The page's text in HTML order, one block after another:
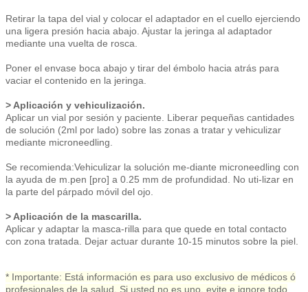
Retirar la tapa del vial y colocar el adaptador en el cuello ejerciendo
una ligera presión hacia abajo. Ajustar la jeringa al adaptador
mediante una vuelta de rosca.
Poner el envase boca abajo y tirar del émbolo hacia atrás para
vaciar el contenido en la jeringa.
> Aplicación y vehiculización.
Aplicar un vial por sesión y paciente. Liberar pequeñas cantidades
de solución (2ml por lado) sobre las zonas a tratar y vehiculizar
mediante microneedling.
Se recomienda:Vehiculizar la solución me-diante microneedling con
la ayuda de m.pen [pro] a 0.25 mm de profundidad. No uti-lizar en
la parte del párpado móvil del ojo.
> Aplicación de la mascarilla.
Aplicar y adaptar la masca-rilla para que quede en total contacto
con zona tratada. Dejar actuar durante 10-15 minutos sobre la piel.
* Importante: Está información es para uso exclusivo de médicos ó
profesionales de la salud. Si usted no es uno, evite e ignore todo